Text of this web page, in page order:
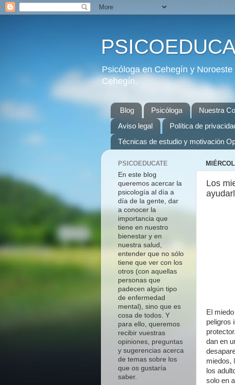
Psicóloga en Cehegín y
Cehegín.
Blog Psicóloga Nuestra
Aviso legal
Política de
Técnicas de estudio y motivación
Los
El
peligros
dan en
miedos,
los
solo en
PSICOEDUCATE
En este blog
queremos acercar la
psicología al día a
día de la gente, dar
a conocer la
importancia que
tiene en nuestro
bienestar y en
nuestra salud,
entender que no sólo
tiene que ver con los
otros (con aquellas
personas que
padecen algún tipo
de enfermedad
mental), sino que es
cosa de todos. Y
para ello, queremos
recibir vuestras
opiniones, preguntas
y sugerencias acerca
de temas sobre los
que os gustaría
saber.